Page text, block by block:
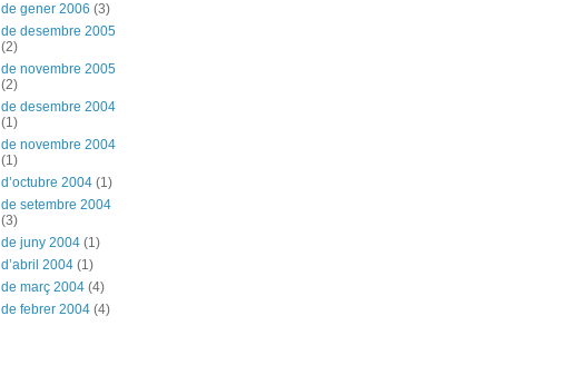
de gener 2006 (3)
de desembre 2005
(2)
de novembre 2005
(2)
de desembre 2004
(1)
de novembre 2004
(1)
d’octubre 2004 (1)
de setembre 2004
(3)
de juny 2004 (1)
d’abril 2004 (1)
de març 2004 (4)
de febrer 2004 (4)